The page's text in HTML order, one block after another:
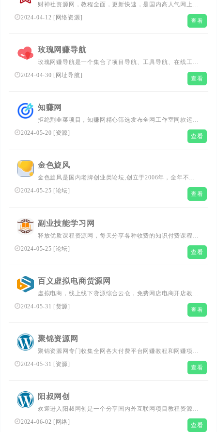
财神社资源网，教程全面，更新快速，是国内高人气网上创
业培训网站，不论老手还是小白，在这都能找到合适的热门
2024-04-12 [ 网络资源] 查看
玫瑰网赚导航
玫瑰网赚导航是一个集合了项目导航、工具导航、在线工
具、技术导航、副业项目、技术软件和技术教程的综合性导
航网站。我们的目标是通过简约而高效的设计，为用户提供
找到适合自己的网络赚钱项目，提升技术水平，获取实用的
软件和教程，让生活和工作更加便捷高效。
2024-04-30 [ 网址导航] 查看
知赚网
拒绝割韭菜项目，知赚网精心筛选发布全网工作室同款运营
项目，提供稳定可靠的创业渠道，发布最新项目风口，拒绝
2024-05-20 [资源] 查看
金色旋风
金色旋风是国内老牌创业类论坛,创立于2006年，全年不间
断更新创业好文，创业项目，大量互联网创业干货技术免费
2024-05-25 [论坛] 查看
副业技能学习网
释放优质课程资源网，每天分享各种收费的知识付费课程，
网课平台学习资料等虚拟资源视频教程课程。 ,释放优质课
2024-05-25 [论坛] 查看
百义虚拟电商货源网
虚拟电商，线上线下货源综合云仓，免费网店电商开店教
学，免费一对一指导，网赚教学，项目更新合集，全网网赚
2024-05-31 [货源] 查看
聚锦资源网
聚锦资源网专门收集全网各大付费平台网赚教程和网赚项目
资源，聚合知识付费VIP创业课程包含自媒体，淘宝电商营
程，SEO技术、短视频抖音快手，拼多多教程，源码软件
2024-05-31 [资源] 查看
阳叔网创
欢迎进入阳叔网创是一个分享国内外互联网项目教程资源的
网站，旨在分享交流国内外网赚项目\技术\心得\经验\网赚
2024-06-02 [网络] 查看